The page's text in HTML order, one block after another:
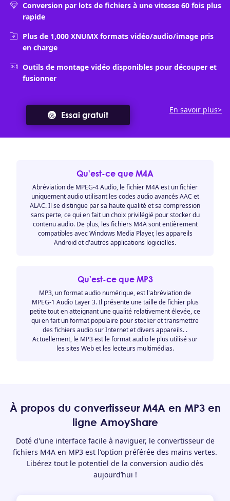
Conversion par lots de fichiers à une vitesse 60 fois plus
rapide
Plus de 1,000 XNUMX formats vidéo/audio/image pris
en charge
Outils de montage vidéo disponibles pour découper et
fusionner
Essai gratuit
En savoir plus>
Qu'est-ce que M4A
Abréviation de MPEG-4 Audio, le fichier M4A est un fichier
uniquement audio utilisant les codes audio avancés AAC et
ALAC. Il se distingue par sa haute qualité et sa compression
sans perte, ce qui en fait un choix privilégié pour stocker du
contenu audio. De plus, les fichiers M4A sont entièrement
compatibles avec Windows Media Player, les appareils
Android et d'autres applications logicielles.
Qu'est-ce que MP3
MP3, un format audio numérique, est l'abréviation de
MPEG-1 Audio Layer 3. Il présente une taille de fichier plus
petite tout en atteignant une qualité relativement élevée, ce
qui en fait un format populaire pour stocker et transmettre
des fichiers audio sur Internet et divers appareils. .
Actuellement, le MP3 est le format audio le plus utilisé sur
les sites Web et les lecteurs multimédias.
À propos du convertisseur M4A en MP3 en
ligne AmoyShare
Doté d'une interface facile à naviguer, le convertisseur de
fichiers M4A en MP3 est l'option préférée des mains vertes.
Libérez tout le potentiel de la conversion audio dès
aujourd’hui !